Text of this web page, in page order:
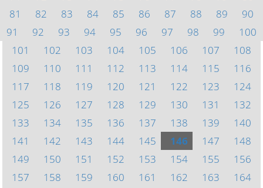
81
82 83 84 85 86 87 88 89
90
91
92 93 94 95 96 97 98 99
100
101
102 103 104 105 106 107
108
109
110 111 112 113 114 115
116
117
118 119 120 121 122 123
124
125
126 127 128 129 130 131
132
133
134 135 136 137 138 139
140
141
142 143 144 145 146 147
148
149
150 151 152 153 154 155
156
157
158 159 160 161 162 163
164